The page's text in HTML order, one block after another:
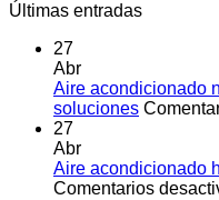
Últimas entradas
27
Abr
Aire acondicionado
soluciones
27
Abr
Aire acondicionado
Comentarios